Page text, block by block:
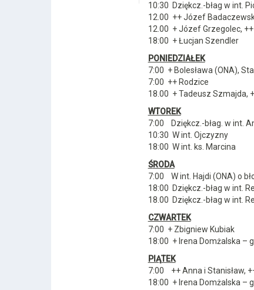
10:30 Dziękcz.-błag w int.
12.00 ++ Józef
12.00 + Józef Grzegolec,
18:00 + Łucjan Szendler
PONIEDZIAŁEK
7:00 + Bolesława (ONA),
7:00 ++ Rodzice
18.00 + Tadeusz Szmajda,
WTOREK
7:00 Dziękcz.-błag. w int.
10:30 W int. Ojczyzny
18:00 W int. ks. Marcina
ŚRODA
7:00 W int. Hajdi (ONA) o
18:00 Dziękcz.-błag w int.
18.00 Dziękcz.-błag w int.
CZWARTEK
7:00 + Zbigniew Kubiak
18:00 + Irena Domżalska –
PIĄTEK
7:00 ++ Anna i Stanisław,
18:00 + Irena Domżalska –